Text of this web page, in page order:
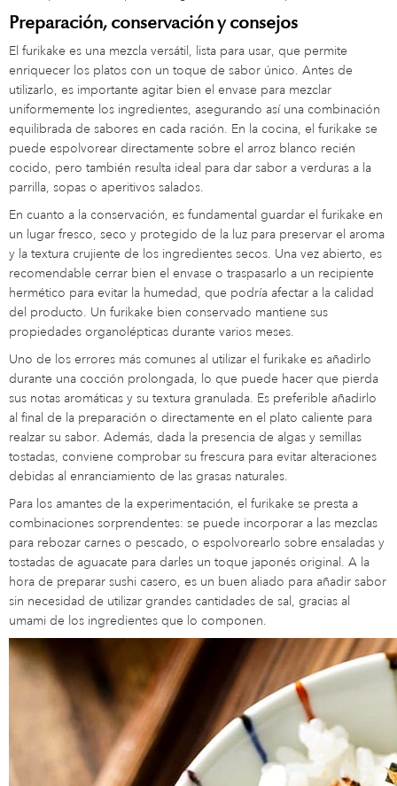
Preparación, conservación y consejos
El furikake es una mezcla versátil, lista para usar, que permite
enriquecer los platos con un toque de sabor único. Antes de
utilizarlo, es importante agitar bien el envase para mezclar
uniformemente los ingredientes, asegurando así una combinación
equilibrada de sabores en cada ración. En la cocina, el furikake se
puede espolvorear directamente sobre el arroz blanco recién
cocido, pero también resulta ideal para dar sabor a verduras a la
parrilla, sopas o aperitivos salados.
En cuanto a la conservación, es fundamental guardar el furikake en
un lugar fresco, seco y protegido de la luz para preservar el aroma
y la textura crujiente de los ingredientes secos. Una vez abierto, es
recomendable cerrar bien el envase o traspasarlo a un recipiente
hermético para evitar la humedad, que podría afectar a la calidad
del producto. Un furikake bien conservado mantiene sus
propiedades organolépticas durante varios meses.
Uno de los errores más comunes al utilizar el furikake es añadirlo
durante una cocción prolongada, lo que puede hacer que pierda
sus notas aromáticas y su textura granulada. Es preferible añadirlo
al final de la preparación o directamente en el plato caliente para
realzar su sabor. Además, dada la presencia de algas y semillas
tostadas, conviene comprobar su frescura para evitar alteraciones
debidas al enranciamiento de las grasas naturales.
Para los amantes de la experimentación, el furikake se presta a
combinaciones sorprendentes: se puede incorporar a las mezclas
para rebozar carnes o pescado, o espolvorearlo sobre ensaladas y
tostadas de aguacate para darles un toque japonés original. A la
hora de preparar sushi casero, es un buen aliado para añadir sabor
sin necesidad de utilizar grandes cantidades de sal, gracias al
umami de los ingredientes que lo componen.